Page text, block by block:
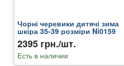
Чорні черевики дитячі зима
шкіра 35-39 розміри Ni0159
2395 грн./шт.
Есть в наличии